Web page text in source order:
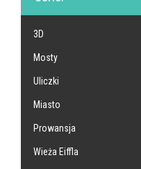
3D
Mosty
Uliczki
Miasto
Prowansja
Wieża Eiffla